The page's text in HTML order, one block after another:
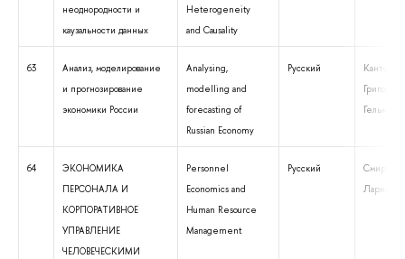
неоднородности и
каузальности данных
Heterogeneity
and Causality
63
Анализ, моделирование
и прогнозирование
экономики России
Analysing,
modelling and
forecasting of
Russian Economy
Русский
Григорий
64
ЭКОНОМИКА
ПЕРСОНАЛА И
КОРПОРАТИВНОЕ
УПРАВЛЕНИЕ
ЧЕЛОВЕЧЕСКИМИ
Personnel
Economics and
Human Resource
Management
Русский
Смирных
Лариса